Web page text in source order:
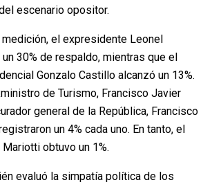
escenario opositor.
medición, el expresidente Leonel
30% de respaldo, mientras que el
Gonzalo Castillo alcanzó un 13%.
de Turismo, Francisco Javier
general de la República, Francisco
un 4% cada uno. En tanto, el
obtuvo un 1%.
evaluó la simpatía política de los